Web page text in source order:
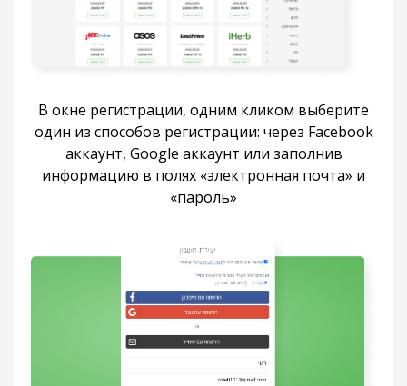
В окне регистрации, одним кликом выберите
один из способов регистрации: через Facebook
аккаунт, Google аккаунт или заполнив
информацию в полях «электронная почта» и
«пароль»